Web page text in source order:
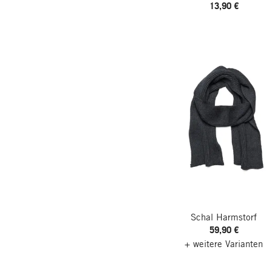
13,90 €
Schal Harmstorf
59,90 €
+ weitere Varianten